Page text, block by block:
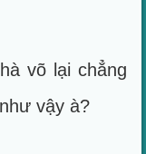
võ lại chẳng
vậy à?